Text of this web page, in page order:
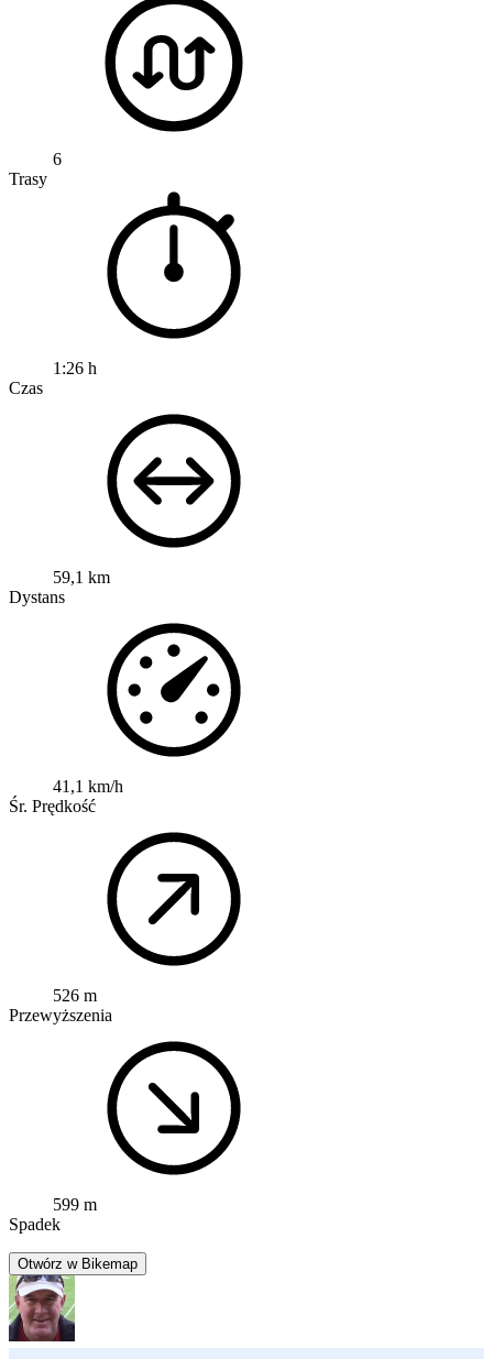
6
Trasy
1:26 h
Czas
59,1 km
Dystans
41,1 km/h
Śr. Prędkość
526 m
Przewyższenia
599 m
Spadek
Otwórz w Bikemap